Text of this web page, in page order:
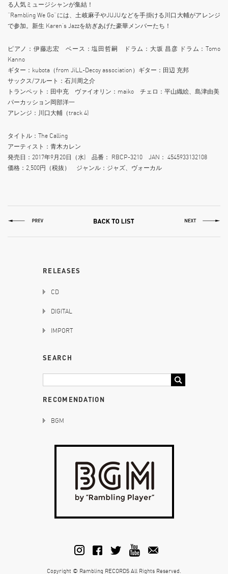
る人気ミュージシャンが集結！
“Rambling We Go“には、土岐麻子やJUJUなどを手掛ける川口大輔がアレンジ
で参加。新生 Karen’s Jazzを紡ぎあげた豪華メンバーたち！
ピアノ：伊藤志宏 ベース：塩田哲嗣 ドラム：大坂 昌彦 ドラム：Tomo
Kanno
ギター：kubota（from JiLL-Decoy association）ギター：田辺 充邦
サックス/フルート：石川周之介
トランペット：田中充 ヴァイオリン：maiko チェロ：平山織絵、島津由美
パーカッション岡部洋一
アレンジ：川口大輔（track 4)
タイトル：The Calling
アーティスト：青木カレン
発売日：2017年9月20日（水) 品番： RBCP-3210 JAN： 4545933132108
価格：2,500円（税抜） ジャンル：ジャズ、ヴォーカル
RELEASES
CD
DIGITAL
IMPORT
SEARCH
RECOMENDATION
BGM
Copyright © Rambling RECORDS All Rights Reserved.